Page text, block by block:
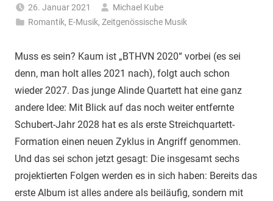
26. Januar 2021
Michael Kube
Romantik, E-Musik,Zeitgenössische Musik
Muss es sein? Kaum ist „BTHVN 2020“ vorbei (es sei
denn, man holt alles 2021 nach), folgt auch schon
wieder 2027. Das junge Alinde Quartett hat eine ganz
andere Idee: Mit Blick auf das noch weiter entfernte
Schubert-Jahr 2028 hat es als erste Streichquartett-
Formation einen neuen Zyklus in Angriff genommen.
Und das sei schon jetzt gesagt: Die insgesamt sechs
projektierten Folgen werden es in sich haben: Bereits das
erste Album ist alles andere als beiläufig, sondern mit